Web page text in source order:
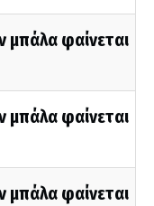
μπάλα φαίνεται
μπάλα φαίνεται
μπάλα φαίνεται